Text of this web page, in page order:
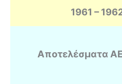
1961 –
Αποτελέσματα